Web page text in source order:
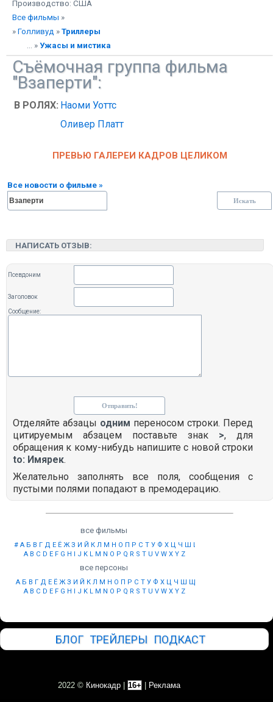
Производство: США
Все фильмы »
» Голливуд » Триллеры
... » Ужасы и мистика
Съёмочная группа фильма
"Взаперти":
В РОЛЯХ: Наоми Уоттс
Оливер Платт
ПРЕВЬЮ ГАЛЕРЕИ КАДРОВ ЦЕЛИКОМ
Все новости о фильме »
НАПИСАТЬ ОТЗЫВ:
Псевдоним
Заголовок
Сообщение:
Отделяйте абзацы одним переносом строки. Перед
цитируемым абзацем поставьте знак >, для
обращения к кому-нибудь напишите с новой строки
to: Имярек.
Желательно заполнять все поля, сообщения с
пустыми полями попадают в премодерацию.
все фильмы
# А Б В Г Д Е Ё Ж З И Й К Л М Н О П Р С Т У Ф Х Ц Ч Ш Щ
A B C D E F G H I J K L M N O P Q R S T U V W X Y Z
все персоны
А Б В Г Д Е Ё Ж З И Й К Л М Н О П Р С Т У Ф Х Ц Ч Ш Щ
A B C D E F G H I J K L M N O P Q R S T U V W X Y Z
БЛОГ ТРЕЙЛЕРЫ ПОДКАСТ
2022 © Кинокадр 16+ Реклама